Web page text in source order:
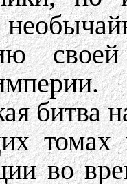
битва
томах
во